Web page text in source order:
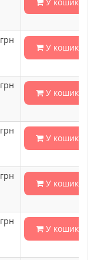
У кошик
грн
У кошик
грн
У кошик
грн
У кошик
грн
У кошик
грн
У кошик